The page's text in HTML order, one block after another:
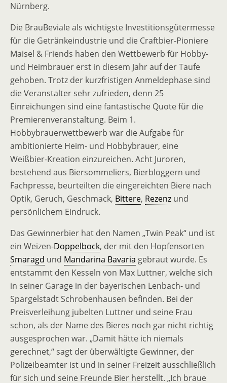
Nürnberg.
Die BrauBeviale als wichtigste Investitionsgütermesse
für die Getränkeindustrie und die Craftbier-Pioniere
Maisel & Friends haben den Wettbewerb für Hobby-
und Heimbrauer erst in diesem Jahr auf der Taufe
gehoben. Trotz der kurzfristigen Anmeldephase sind
die Veranstalter sehr zufrieden, denn 25
Einreichungen sind eine fantastische Quote für die
Premierenveranstaltung. Beim 1.
Hobbybrauerwettbewerb war die Aufgabe für
ambitionierte Heim- und Hobbybrauer, eine
Weißbier-Kreation einzureichen. Acht Juroren,
bestehend aus Biersommeliers, Bierbloggern und
Fachpresse, beurteilten die eingereichten Biere nach
Optik, Geruch, Geschmack, Bittere, Rezenz und
persönlichem Eindruck.
Das Gewinnerbier hat den Namen „Twin Peak“ und ist
ein Weizen-Doppelbock, der mit den Hopfensorten
Smaragd und Mandarina Bavaria gebraut wurde. Es
entstammt den Kesseln von Max Luttner, welche sich
in seiner Garage in der bayerischen Lenbach- und
Spargelstadt Schrobenhausen befinden. Bei der
Preisverleihung jubelten Luttner und seine Frau
schon, als der Name des Bieres noch gar nicht richtig
ausgesprochen war. „Damit hätte ich niemals
gerechnet,“ sagt der überwältigte Gewinner, der
Polizeibeamter ist und in seiner Freizeit ausschließlich
für sich und seine Freunde Bier herstellt. „Ich braue